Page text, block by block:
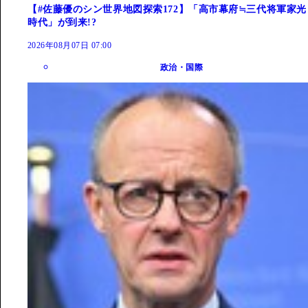
【#佐藤優のシン世界地図探索172】「高市幕府≒三代将軍家光
時代」が到来!?
2026年08月07日 07:00
政治・国際